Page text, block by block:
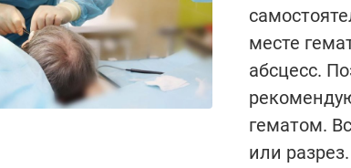
месте
абсцесс.
гематом.
или